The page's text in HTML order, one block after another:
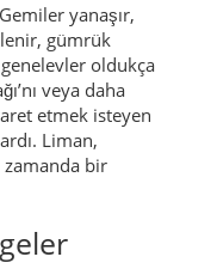
yanaşır,
gümrük
genelevler oldukça
veya daha
etmek isteyen
Liman,
zamanda bir